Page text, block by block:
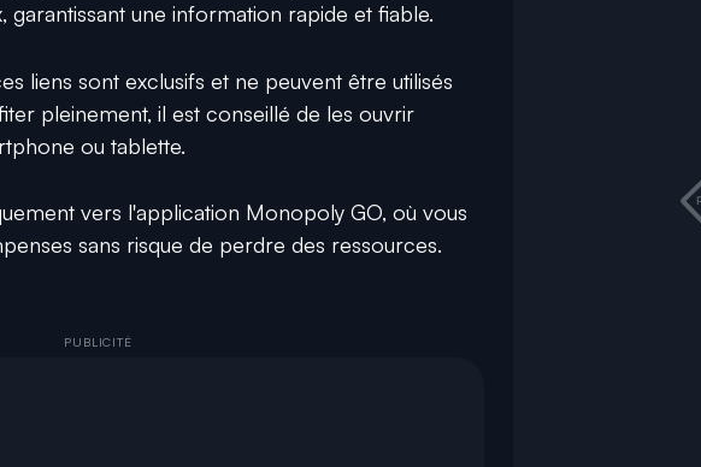
garantissant une information rapide et fiable.
liens sont exclusifs et ne peuvent être utilisés
pleinement, il est conseillé de les ouvrir
ou tablette.
vers l'application Monopoly GO, où vous
sans risque de perdre des ressources.